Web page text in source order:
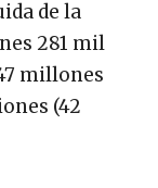
de la
281 mil
millones
(42